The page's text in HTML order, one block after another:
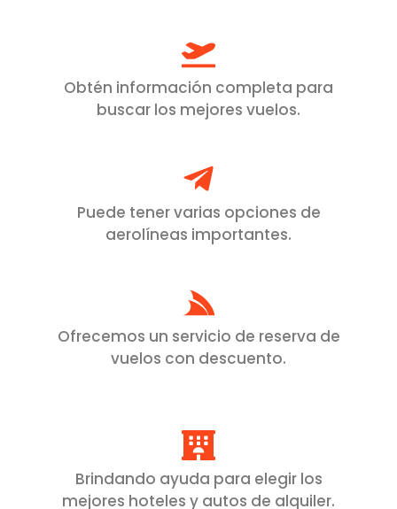
Obtén información completa para
buscar los mejores vuelos.
Puede tener varias opciones de
aerolíneas importantes.
Ofrecemos un servicio de reserva de
vuelos con descuento.
Brindando ayuda para elegir los
mejores hoteles y autos de alquiler.